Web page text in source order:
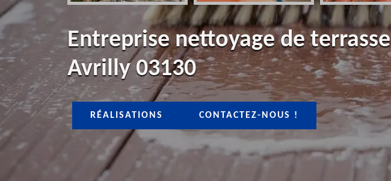
Entreprise nettoyage de terrasse
Avrilly 03130
RÉALISATIONS CONTACTEZ-NOUS !